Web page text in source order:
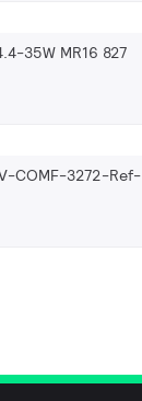
35W MR16 827
COMF-3272-Ref-